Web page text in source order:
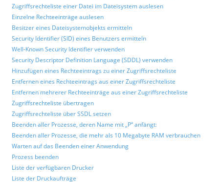
Zugriffsrechteliste einer Datei im Dateisystem auslesen
Einzelne Rechteeinträge auslesen
Besitzer eines Dateisystemobjekts ermitteln
Security Identifier (SID) eines Benutzers ermitteln
Well-Known Security Identifier verwenden
Security Descriptor Definition Language (SDDL) verwenden
Hinzufügen eines Rechteeintrags zu einer Zugriffsrechteliste
Entfernen eines Rechteeintrags aus einer Zugriffsrechteliste
Entfernen mehrerer Rechteeinträge aus einer Zugriffsrechteliste
Zugriffsrechteliste übertragen
Zugriffsrechteliste über SSDL setzen
Beenden aller Prozesse, deren Name mit „P“ anfängt:
Beenden aller Prozesse, die mehr als 10 Megabyte RAM verbrauchen
Warten auf das Beenden einer Anwendung
Prozess beenden
Liste der verfügbaren Drucker
Liste der Druckaufträge